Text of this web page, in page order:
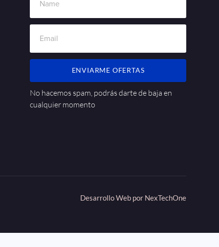
ENVIARME OFERTAS
No hacemos spam, podrás darte de baja en
cualquier momento
Desarrollo Web por NexTechOne